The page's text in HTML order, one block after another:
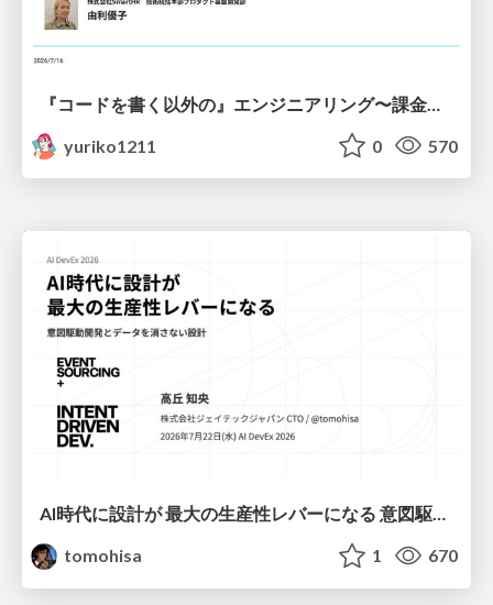
yuriko1211
0 570
AI時代に設計が 最大の生産性レバーになる 意図駆動開発とデータを消さない設計｜Don't Delete Your Data or Your Intent — Design as the Deepest Lever in the AI Era
tomohisa
1 670